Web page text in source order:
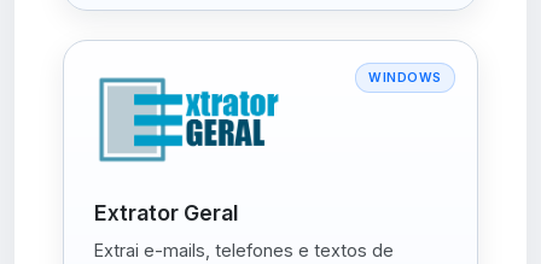
WINDOWS
Extrator Geral
Extrai e-mails, telefones e textos de